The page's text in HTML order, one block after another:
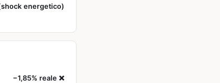
energetico)
−1,85% reale ❌